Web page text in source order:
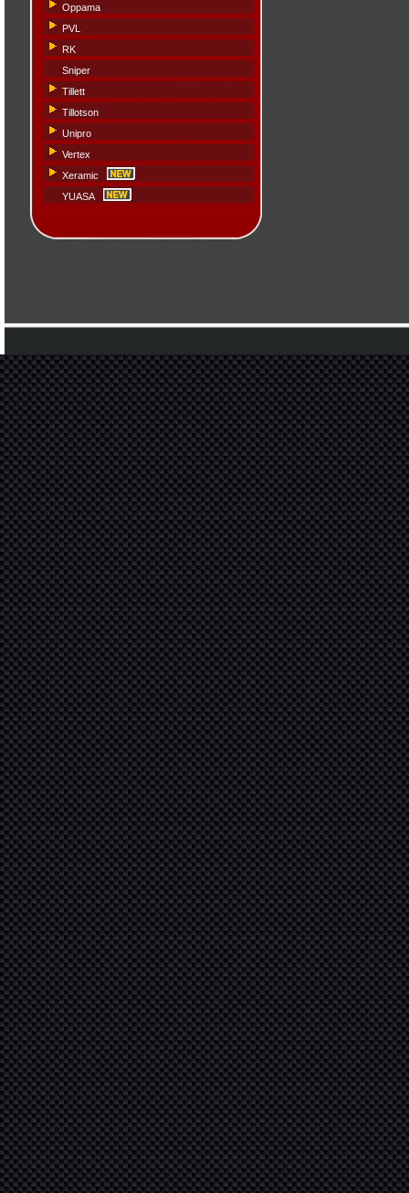
Oppama
PVL
RK
Sniper
Tillett
Tillotson
Unipro
Vertex
Xeramic
YUASA